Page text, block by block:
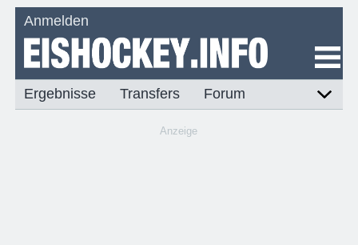
Anmelden
Ergebnisse Transfers Forum
Anzeige